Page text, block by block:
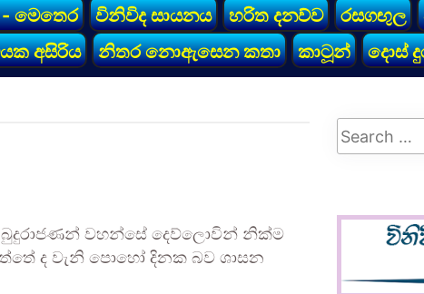
මෙතෙර විනිවිද සායනය හරිත දනව්ව රසගඟුල
අසිරිය නිතර නොඇසෙන කතා කාටූන් දොස්
බුදුරාජණන් වහන්සේ දෙව්ලොවින් නික්ම
ද වැනි පොහෝ දිනක බව ශාසන